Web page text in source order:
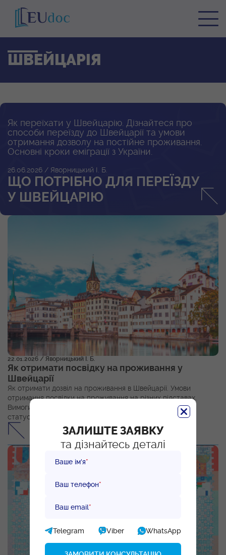
ШВЕЙЦАРІЯ
Як переїхати у Швейцарію. Дізнайтеся про
способи переїзду до Швейцарії та умови
отримання дозволу на постійне проживання.
Основні кроки еміграції з України.
26.06.2026 / Яворницький І. Б.
ЩО ПОТРІБНО ДЛЯ ПЕРЕЇЗДУ
У ШВЕЙЦАРІЮ
22.01.2026 / Яворницький І. Б.
Як отримати посвідку на проживання у
Швейцарії
Як отримати дозвіл на проживання в Швейцарії. Умови
отримання посвідки на проживання на різних підставах.
Вимоги щодо доходу, жила, на підтвердження права на
статус резидента.
ЗАЛИШТЕ ЗАЯВКУ
та дізнайтесь деталі
Ваше ім'я*
Ваш телефон*
Ваш email*
Telegram Viber WhatsApp